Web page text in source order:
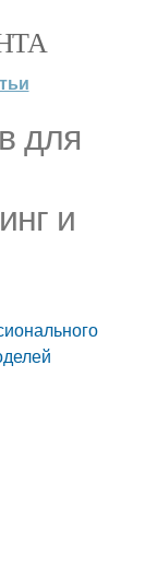
для
и